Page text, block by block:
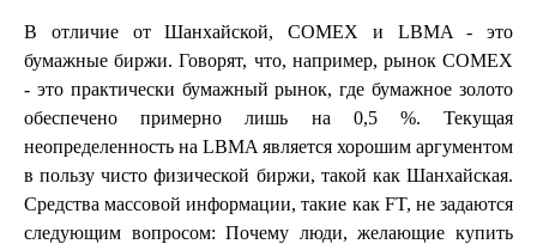
В отличие от Шанхайской, COMEX и LBMA - это
бумажные биржи. Говорят, что, например, рынок COMEX
- это практически бумажный рынок, где бумажное золото
обеспечено примерно лишь на 0,5 %. Текущая
неопределенность на LBMA является хорошим аргументом
в пользу чисто физической биржи, такой как Шанхайская.
Средства массовой информации, такие как FT, не задаются
следующим вопросом: Почему люди, желающие купить